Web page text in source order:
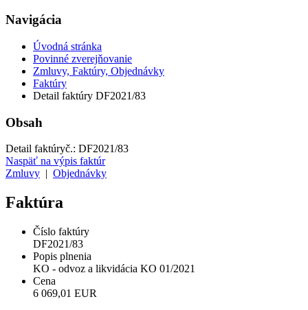
Navigácia
Úvodná stránka
Povinné zverejňovanie
Zmluvy, Faktúry, Objednávky
Faktúry
Detail faktúry DF2021/83
Obsah
Detail faktúryč.: DF2021/83
Naspäť na výpis faktúr
Zmluvy
Objednávky
Faktúra
Číslo faktúry
DF2021/83
Popis plnenia
KO - odvoz a likvidácia KO 01/2021
Cena
6 069,01 EUR